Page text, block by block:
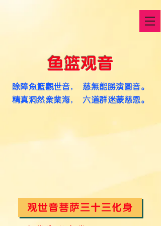
鱼篮观音
除障鱼篮观世音， 慈无能胜演圆音。
精真洞然众业海， 六道群迷蒙慈恩。
观世音菩萨三十三化身